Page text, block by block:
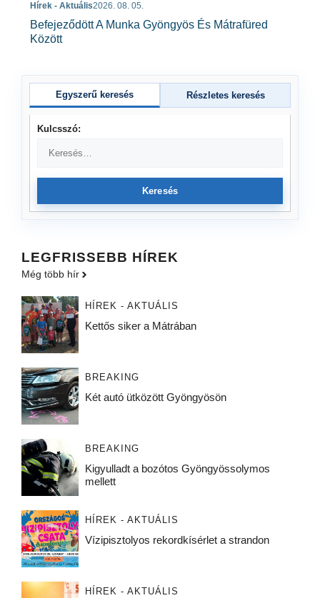
Hírek - Aktuális2026. 08. 05.
Befejeződött A Munka Gyöngyös És Mátrafüred
Között
Egyszerű keresés Részletes keresés
Kulcsszó:
Keresés
LEGFRISSEBB HÍREK
Még több hír
HÍREK - AKTUÁLIS
Kettős siker a Mátrában
BREAKING
Két autó ütközött Gyöngyösön
BREAKING
Kigyulladt a bozótos Gyöngyössolymos
mellett
HÍREK - AKTUÁLIS
Vízipisztolyos rekordkísérlet a strandon
HÍREK - AKTUÁLIS